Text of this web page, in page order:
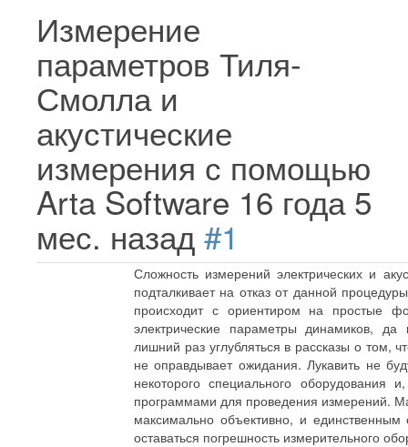
Измерение
параметров Тиля-
Смолла и
акустические
измерения с помощью
Arta Software 16 года 5
мес. назад #1
Сложность измерений электрических и
подталкивает на отказ от данной
происходит с ориентиром на простые
электрические параметры динамиков,
лишний раз углубляться в рассказы о том,
не оправдывает ожидания. Лукавить не
некоторого специального
программами для проведения измерений.
максимально объективно, и
оставаться погрешность измерительного